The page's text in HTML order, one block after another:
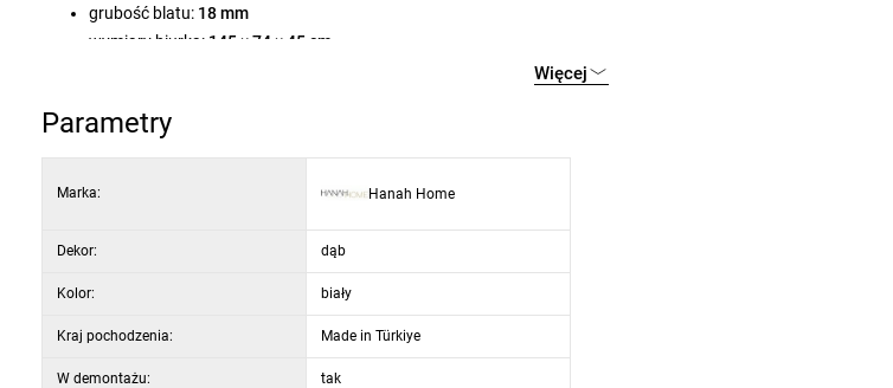
grubość blatu: 18 mm
wymiary biurka: 145 × 74 × 45 cm
Więcej
Parametry
Marka: Hanah Home
Dekor: dąb
Kolor: biały
Kraj pochodzenia: Made in Türkiye
W demontażu: tak